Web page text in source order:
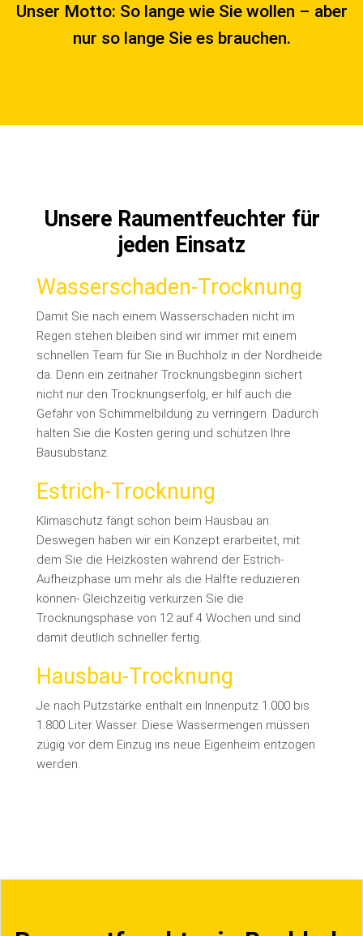
Unser Motto: So lange wie Sie wollen – aber
nur so lange Sie es brauchen.
Unsere Raumentfeuchter für
jeden Einsatz
Wasserschaden-Trocknung
Damit Sie nach einem Wasserschaden nicht im
Regen stehen bleiben sind wir immer mit einem
schnellen Team für Sie in Buchholz in der Nordheide
da. Denn ein zeitnaher Trocknungsbeginn sichert
nicht nur den Trocknungserfolg, er hilf auch die
Gefahr von Schimmelbildung zu verringern. Dadurch
halten Sie die Kosten gering und schützen Ihre
Bausubstanz.
Estrich-Trocknung
Klimaschutz fängt schon beim Hausbau an.
Deswegen haben wir ein Konzept erarbeitet, mit
dem Sie die Heizkosten während der Estrich-
Aufheizphase um mehr als die Hälfte reduzieren
können- Gleichzeitig verkürzen Sie die
Trocknungsphase von 12 auf 4 Wochen und sind
damit deutlich schneller fertig.
Hausbau-Trocknung
Je nach Putzstärke enthält ein Innenputz 1.000 bis
1.800 Liter Wasser. Diese Wassermengen müssen
zügig vor dem Einzug ins neue Eigenheim entzogen
werden.